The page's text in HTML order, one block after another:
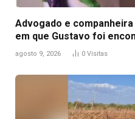
Advogado e
em que Gustavo foi
agosto 9, 2026 0 Visitas